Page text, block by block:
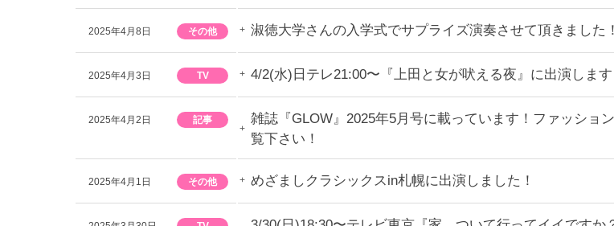
2025年4月8日 その他 淑徳大学さんの入学式でサプライズ演奏させて頂きまし
2025年4月3日 TV 4/2(水)日テレ21:00〜『上田と女が吠える夜』に出演します
2025年4月2日 記事
雑誌『GLOW』2025年5月号に載っています！ファッショ
覧下さい！
2025年4月1日 その他 めざましクラシックスin札幌に出演しました！